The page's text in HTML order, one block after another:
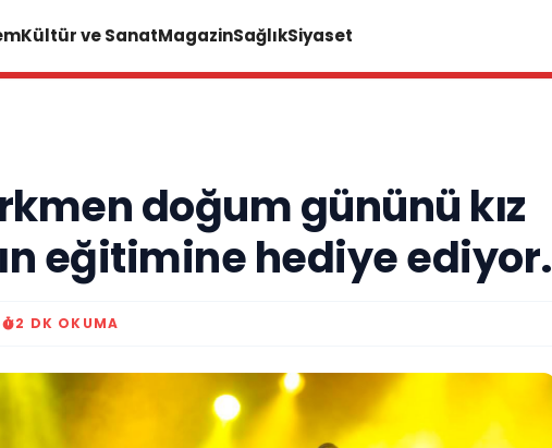
Kültür ve SanatMagazinSağlıkSiyaset
doğum gününü kız
eğitimine hediye ediyor.
2 DK OKUMA